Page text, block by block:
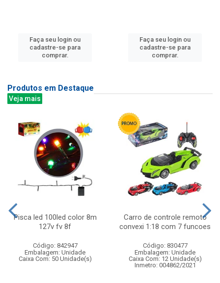
Faça seu login ou
cadastre-se para
comprar.
Faça seu login ou
cadastre-se para
comprar.
Produtos em Destaque
Veja mais
Pisca led 100led color 8m
127v fv 8f
Código: 842947
Embalagem: Unidade
Caixa Com: 50 Unidade(s)
Carro de controle remoto
convexi 1:18 com 7 funcoes
Código: 830477
Embalagem: Unidade
Caixa Com: 12 Unidade(s)
Inmetro: 004862/2021